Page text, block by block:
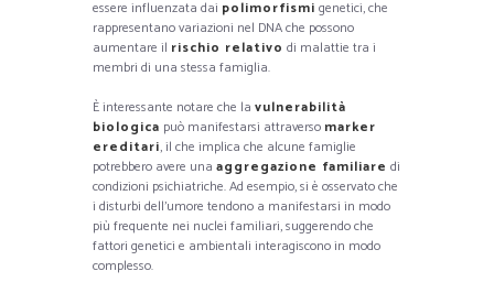
essere influenzata dai polimorfismi genetici, che
rappresentano variazioni nel DNA che possono
aumentare il rischio relativo di malattie tra i
membri di una stessa famiglia.
È interessante notare che la vulnerabilità
biologica può manifestarsi attraverso marker
ereditari, il che implica che alcune famiglie
potrebbero avere una aggregazione familiare di
condizioni psichiatriche. Ad esempio, si è osservato che
i disturbi dell’umore tendono a manifestarsi in modo
più frequente nei nuclei familiari, suggerendo che
fattori genetici e ambientali interagiscono in modo
complesso.